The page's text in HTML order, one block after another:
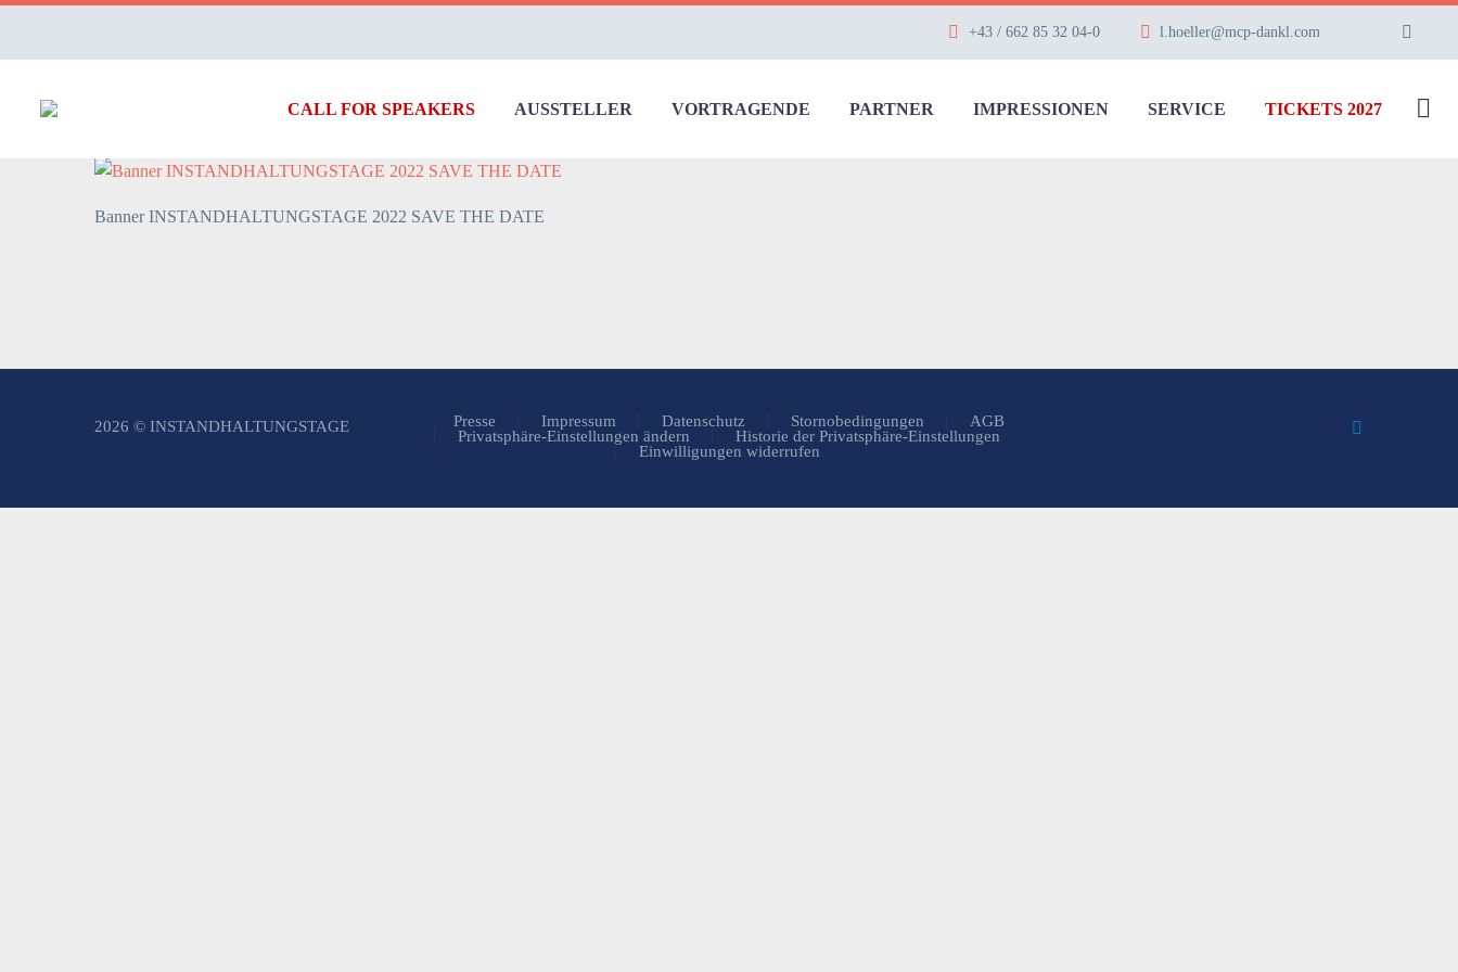
+43 / 662 85 32 04-0 l.hoeller@mcp-dankl.com
CALL FOR SPEAKERS AUSSTELLER VORTRAGENDE PARTNER IMPRESSIONEN SERVICE TICKETS 2027
Banner INSTANDHALTUNGSTAGE 2022 SAVE THE DATE
Presse Impressum Datenschutz Stornobedingungen
AGB
Privatsphäre-Einstellungen ändern
Historie der Privatsphäre-Einstellungen
Einwilligungen widerrufen
2026 © INSTANDHALTUNGSTAGE